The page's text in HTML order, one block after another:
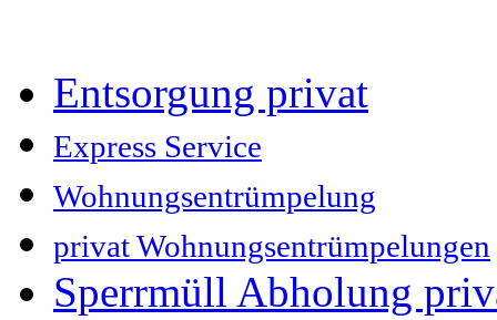
Entsorgung privat
Express Service
Wohnungsentrümpelung
privat Wohnungsentrümpelungen
Sperrmüll Abholung